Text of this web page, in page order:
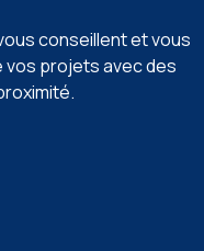
conseillent et vous
vos projets avec des